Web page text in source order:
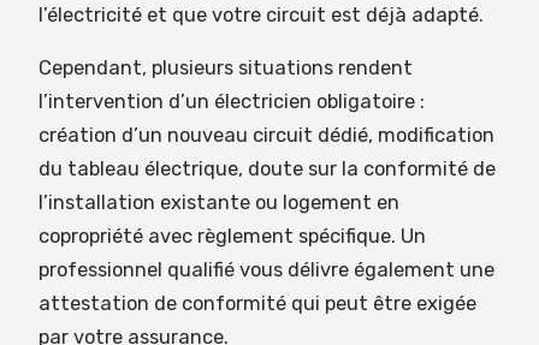
l’électricité et que votre circuit est déjà adapté.
Cependant, plusieurs situations rendent
l’intervention d’un électricien obligatoire :
création d’un nouveau circuit dédié, modification
du tableau électrique, doute sur la conformité de
l’installation existante ou logement en
copropriété avec règlement spécifique. Un
professionnel qualifié vous délivre également une
attestation de conformité qui peut être exigée
par votre assurance.